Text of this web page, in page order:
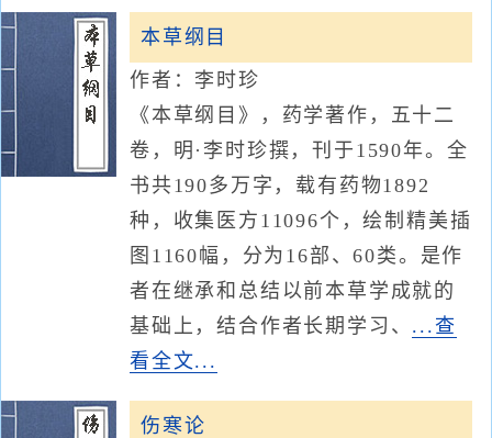
本草纲目
作者：李时珍
《本草纲目》，药学著作，五十二
卷，明·李时珍撰，刊于1590年。全
书共190多万字，载有药物1892
种，收集医方11096个，绘制精美插
图1160幅，分为16部、60类。是作
者在继承和总结以前本草学成就的
基础上，结合作者长期学习、 ...查
看全文...
伤寒论